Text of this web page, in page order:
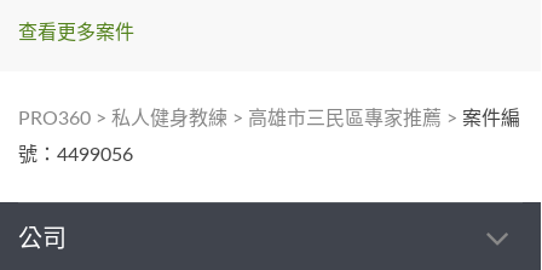
查看更多案件
PRO360 > 私人健身教練 > 高雄市三民區專家推薦 > 案件編
號：4499056
公司